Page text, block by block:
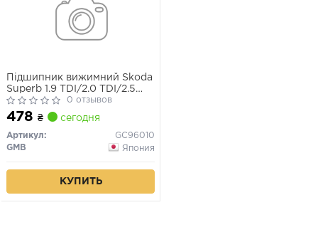
Підшипник вижимний Skoda
Superb 1.9 TDI/2.0 TDI/2.5
TDI (GC96010) GMB
0 отзывов
478 ₴ сегодня
Артикул:
GC96010
GMB
Япония
КУПИТЬ